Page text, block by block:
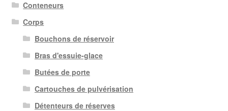
Conteneurs
Corps
Bouchons de réservoir
Bras d'essuie-glace
Butées de porte
Cartouches de pulvérisation
Détenteurs de réserves